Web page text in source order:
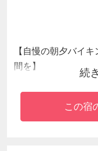
【自慢の朝夕バイ
間を】
■島内唯一の朝夕バ
逸品ばかり
■温泉・露天風呂は
続
この宿